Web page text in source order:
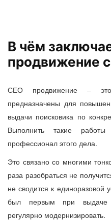
В чём
продвижение
СЕО продвижение
–
предназначены для
выдачи поисковика по
Выполнить такие работы
профессионал этого дела.
Это связано со многими
раза разобраться не
не сводится к единоразовой
был первым при выдаче
регулярно модернизировать.